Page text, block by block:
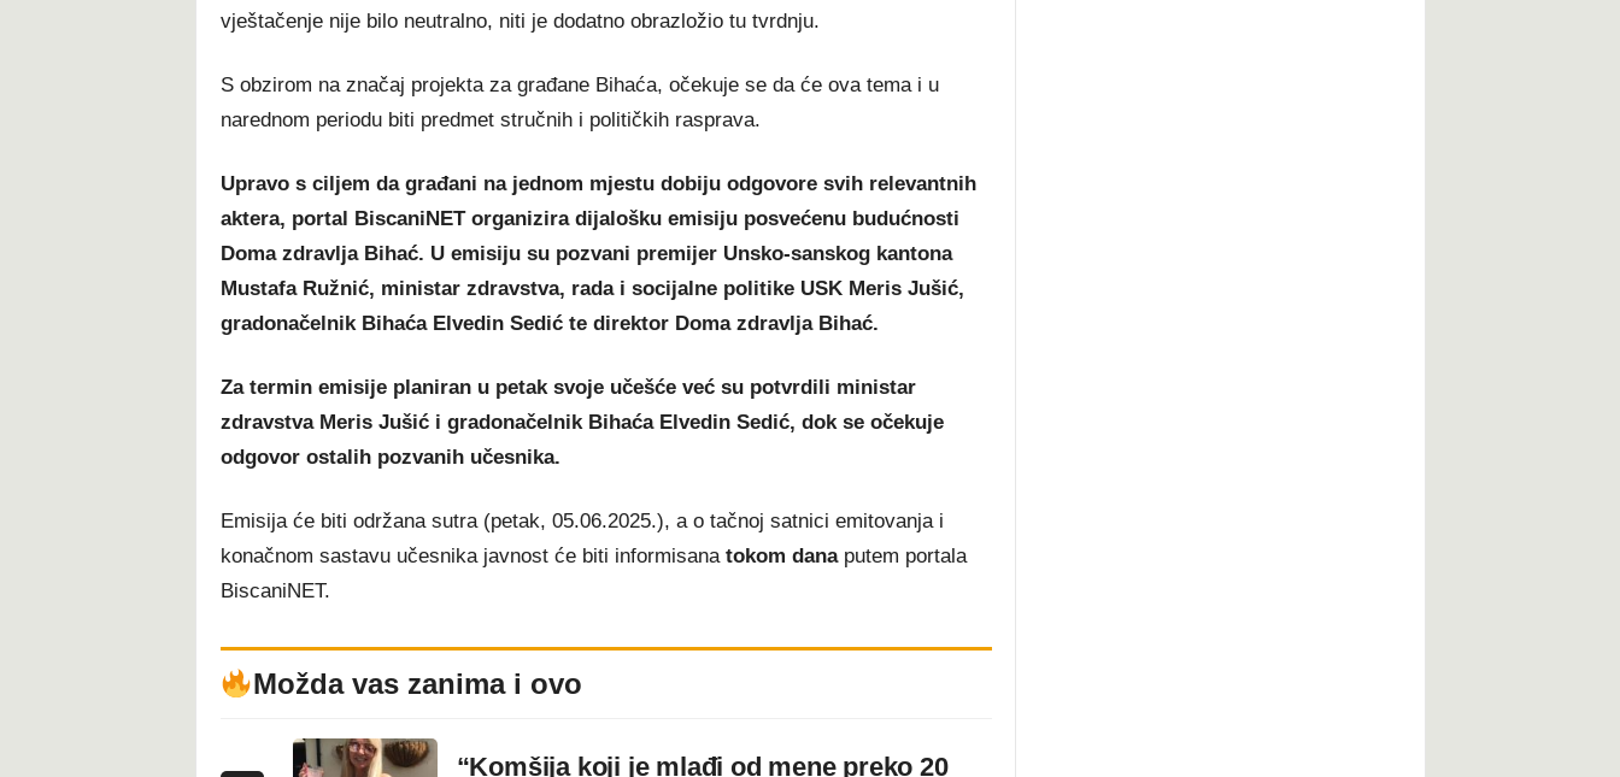
vještačenje nije bilo neutralno, niti je dodatno obrazložio tu tvrdnju.
S obzirom na značaj projekta za građane Bihaća, očekuje se da će ova tema i u
narednom periodu biti predmet stručnih i političkih rasprava.
Upravo s ciljem da građani na jednom mjestu dobiju odgovore svih relevantnih
aktera, portal BiscaniNET organizira dijalošku emisiju posvećenu budućnosti
Doma zdravlja Bihać. U emisiju su pozvani premijer Unsko-sanskog kantona
Mustafa Ružnić, ministar zdravstva, rada i socijalne politike USK Meris Jušić,
gradonačelnik Bihaća Elvedin Sedić te direktor Doma zdravlja Bihać.
Za termin emisije planiran u petak svoje učešće već su potvrdili ministar
zdravstva Meris Jušić i gradonačelnik Bihaća Elvedin Sedić, dok se očekuje
odgovor ostalih pozvanih učesnika.
Emisija će biti održana sutra (petak, 05.06.2025.), a o tačnoj satnici emitovanja i
konačnom sastavu učesnika javnost će biti informisana tokom danaputem portala
BiscaniNET.
Možda vas zanima i ovo
“Komšija koji je mlađi od mene preko 20